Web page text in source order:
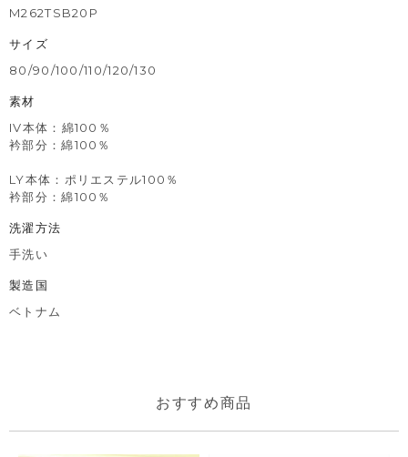
M262TSB20P
サイズ
80/90/100/110/120/130
素材
IV本体：綿100％
衿部分：綿100％
LY本体：ポリエステル100％
衿部分：綿100％
洗濯方法
手洗い
製造国
ベトナム
おすすめ商品